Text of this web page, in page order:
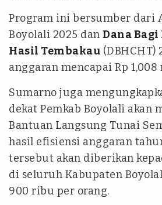
Program ini bersumber dari
Boyolali 2025 dan Dana
Hasil Tembakau (DBHCHT)
anggaran mencapai Rp
Sumarno juga
dekat Pemkab Boyolali akan
Bantuan Langsung Tunai
hasil efisiensi anggaran
tersebut akan diberikan
di seluruh Kabupaten
900 ribu per orang.